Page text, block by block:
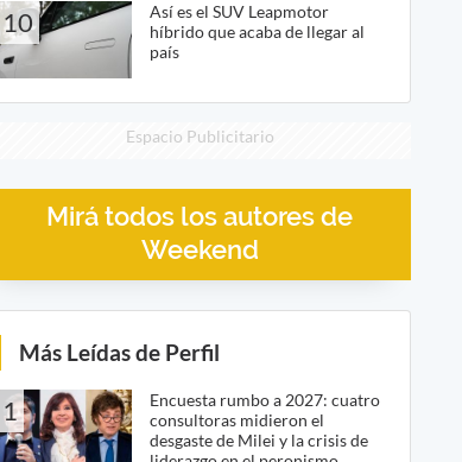
10
Así es el SUV Leapmotor
híbrido que acaba de llegar al
país
Espacio Publicitario
Mirá todos los autores de
Weekend
Más Leídas de Perfil
1
Encuesta rumbo a 2027: cuatro
consultoras midieron el
desgaste de Milei y la crisis de